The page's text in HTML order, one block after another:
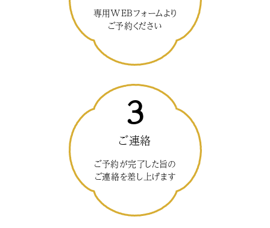
専用WEBフォームより
ご予約ください
3
ご連絡
ご予約が完了した旨の
ご連絡を差し上げます